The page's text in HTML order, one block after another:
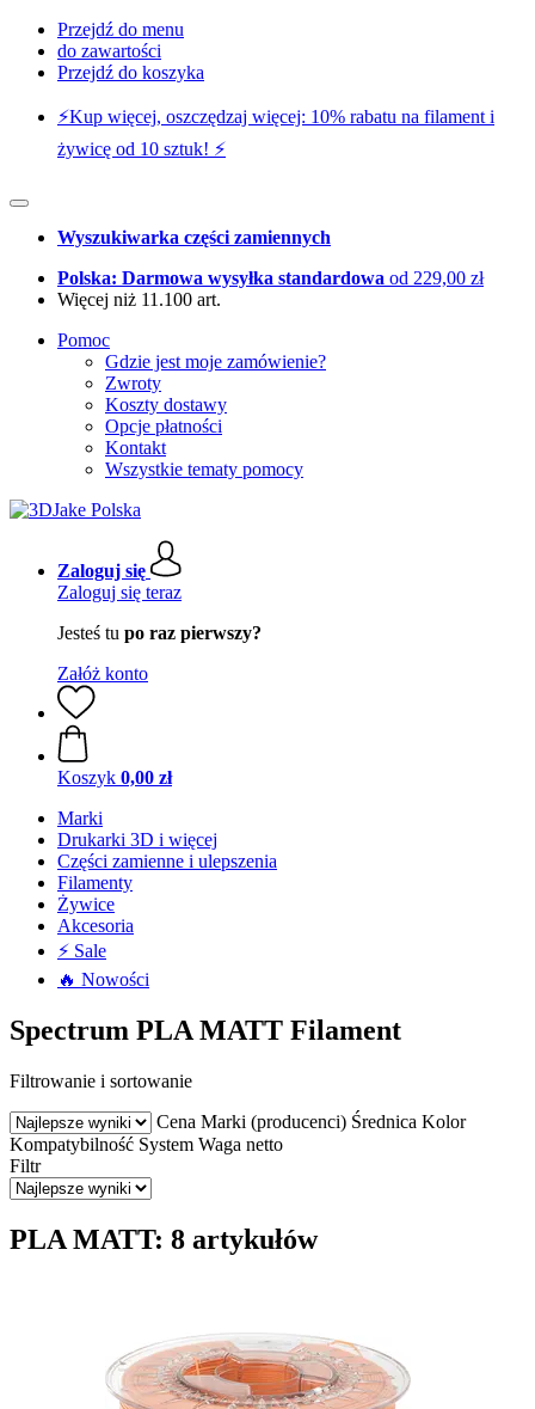
Przejdź do menu
do zawartości
Przejdź do koszyka
⚡️Kup więcej, oszczędzaj więcej: 10% rabatu na filament i
żywicę od 10 sztuk! ⚡️
Wyszukiwarka części zamiennych
Polska: Darmowa wysyłka standardowa od 229,00 zł
Więcej niż 11.100 art.
Pomoc
Gdzie jest moje zamówienie?
Zwroty
Koszty dostawy
Opcje płatności
Kontakt
Wszystkie tematy pomocy
Zaloguj się
Zaloguj się teraz
Jesteś tu po raz pierwszy?
Załóż konto
Koszyk 0,00 zł
Marki
Drukarki 3D i więcej
Części zamienne i ulepszenia
Filamenty
Żywice
Akcesoria
⚡ Sale
🔥 Nowości
Spectrum PLA MATT Filament
Filtrowanie i sortowanie
Cena Marki (producenci) Średnica Kolor
Kompatybilność System Waga netto
Filtr
PLA MATT: 8 artykułów